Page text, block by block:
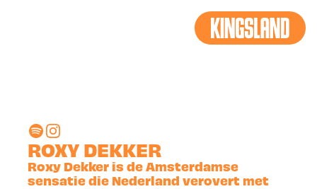
ROXY DEKKER
Roxy Dekker is de Amsterdamse
sensatie die Nederland verovert met